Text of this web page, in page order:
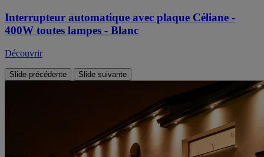
Interrupteur automatique avec plaque Céliane -
400W toutes lampes - Blanc
Découvrir
Slide précédente Slide suivante